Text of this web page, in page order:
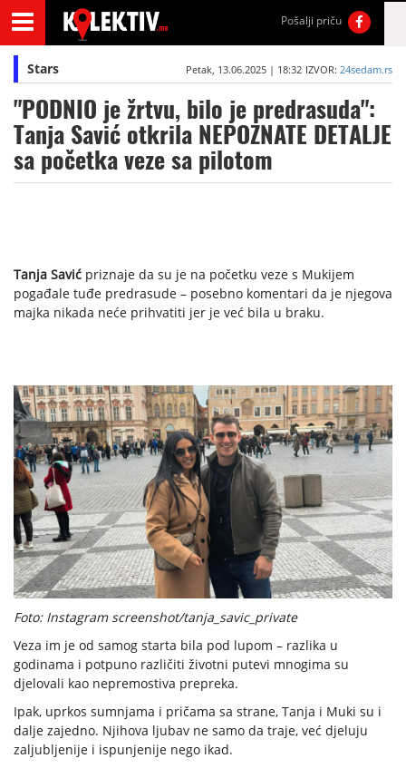
Pošalji priču
Stars Petak, 13.06.2025 | 18:32 IZVOR: 24sedam.rs
"PODNIO je žrtvu, bilo je predrasuda":
Tanja Savić otkrila NEPOZNATE DETALJE
sa početka veze sa pilotom
Tanja Savić priznaje da su je na početku veze s Mukijem
pogađale tuđe predrasude – posebno komentari da je njegova
majka nikada neće prihvatiti jer je već bila u braku.
Foto: Instagram screenshot/tanja_savic_private
Veza im je od samog starta bila pod lupom – razlika u
godinama i potpuno različiti životni putevi mnogima su
djelovali kao nepremostiva prepreka.
Ipak, uprkos sumnjama i pričama sa strane, Tanja i Muki su i
dalje zajedno. Njihova ljubav ne samo da traje, već djeluju
zaljubljenije i ispunjenije nego ikad.